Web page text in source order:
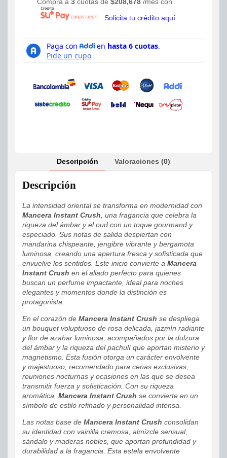
Compra a 3 cuotas de $208,678 /mes con
Solicita tu crédito aquí
Descripción Valoraciones (0)
Descripción
La intensidad oriental se transforma en modernidad con
Mancera Instant Crush, una fragancia que celebra la
riqueza del ámbar y el oud con un toque gourmand y
especiado. Sus notas de salida despiertan con
mandarina chispeante, jengibre vibrante y bergamota
luminosa, creando una apertura fresca y sofisticada que
envuelve los sentidos. Este inicio convierte a Mancera
Instant Crush en el aliado perfecto para quienes
buscan un perfume impactante, ideal para noches
elegantes y momentos donde la distinción es
protagonista.
En el corazón de Mancera Instant Crush se despliega
un bouquet voluptuoso de rosa delicada, jazmín radiante
y flor de azahar luminosa, acompañados por la dulzura
del ámbar y la riqueza del pachulí que aportan misterio y
magnetismo. Esta fusión otorga un carácter envolvente
y majestuoso, recomendado para cenas exclusivas,
reuniones nocturnas y ocasiones en las que se desea
transmitir fuerza y sofisticación. Con su riqueza
aromática, Mancera Instant Crush se convierte en un
símbolo de estilo refinado y personalidad intensa.
Las notas base de Mancera Instant Crush consolidan
su identidad con vainilla cremosa, almizcle sensual,
sándalo y maderas nobles, que aportan profundidad y
durabilidad a la fragancia. Esta estela envolvente